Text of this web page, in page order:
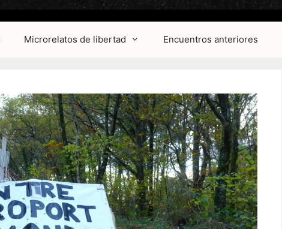
Microrelatos de libertad Encuentros anteriores